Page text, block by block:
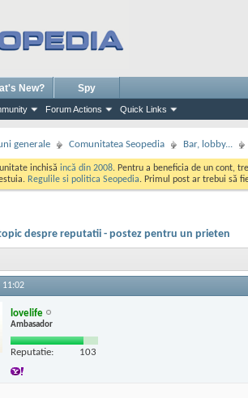
Forum Actions Quick Links
New? Spy
generale Comunitatea Seopedia Bar, lobby...
inchisă incă din 2008. Pentru a beneficia de un cont,
Regulile si politica Seopedia. Primul post ar trebui să
despre reputatii - postez pentru un prieten
11:02
lovelife
Ambasador
Reputatie: 103